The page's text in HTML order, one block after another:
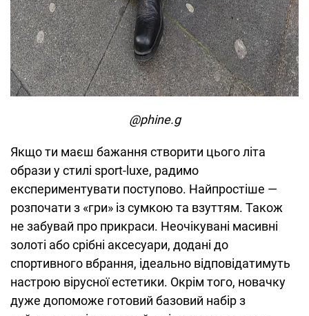
@phine.g
Якщо ти маєш бажання створити цього літа
образи у стилі sport-luxe, радимо
експериментувати поступово. Найпростіше —
розпочати з «гри» із сумкою та взуттям. Також
не забувай про прикраси. Неочікувані масивні
золоті або срібні аксесуари, додані до
спортивного вбрання, ідеально відповідатимуть
настрою вірусної естетики. Окрім того, новачку
дуже допоможе готовий базовий набір з